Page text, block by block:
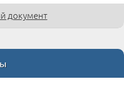
документ